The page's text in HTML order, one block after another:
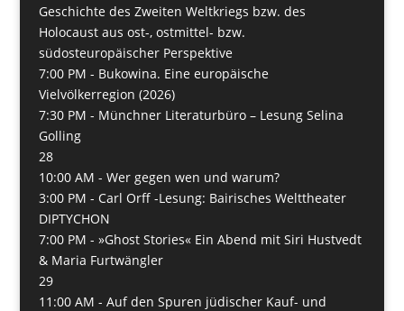
Geschichte des Zweiten Weltkriegs bzw. des
Holocaust aus ost-, ostmittel- bzw.
südosteuropäischer Perspektive
7:00 PM - Bukowina. Eine europäische
Vielvölkerregion (2026)
7:30 PM - Münchner Literaturbüro – Lesung Selina
Golling
28
10:00 AM - Wer gegen wen und warum?
3:00 PM - Carl Orff -Lesung: Bairisches Welttheater
DIPTYCHON
7:00 PM - »Ghost Stories« Ein Abend mit Siri Hustvedt
& Maria Furtwängler
29
11:00 AM - Auf den Spuren jüdischer Kauf- und